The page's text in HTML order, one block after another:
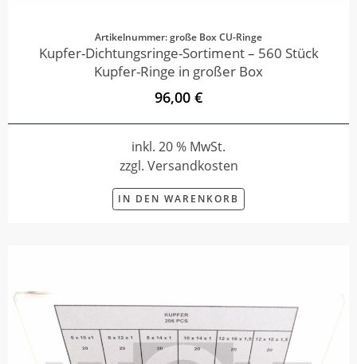
Artikelnummer: große Box CU-Ringe
Kupfer-Dichtungsringe-Sortiment – 560 Stück
Kupfer-Ringe in großer Box
96,00 €
inkl. 20 % MwSt.
zzgl. Versandkosten
IN DEN WARENKORB